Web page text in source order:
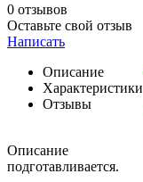
0 отзывов
Оставьте свой отзыв
Написать
Описание
Характеристики
Отзывы
Описание
подготавливается.